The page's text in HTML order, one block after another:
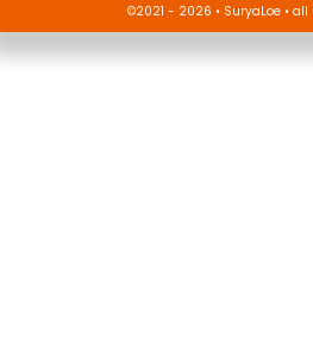
©2021 - 2026 • SuryaLoe •